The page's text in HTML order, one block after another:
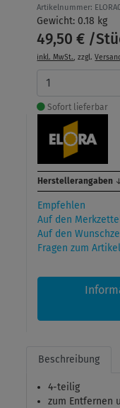
Artikelnummer:
Gewicht: 0.18 kg
49,50 € /
inkl. MwSt., zzgl.
Sofort lieferbar
Herstellerangaben
Empfehlen
Auf den
Auf den
Fragen zum Artikel
Beschreibung
4-teilig
zum Entfernen